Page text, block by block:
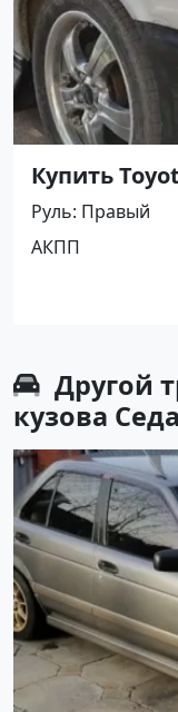
Купить
(140 л.с.)
года по цене
Руль Правый
АКПП
Другой
кузова